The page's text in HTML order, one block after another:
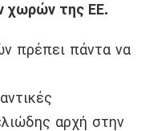
χωρών της ΕΕ.
πρέπει πάντα να
αρχή στην